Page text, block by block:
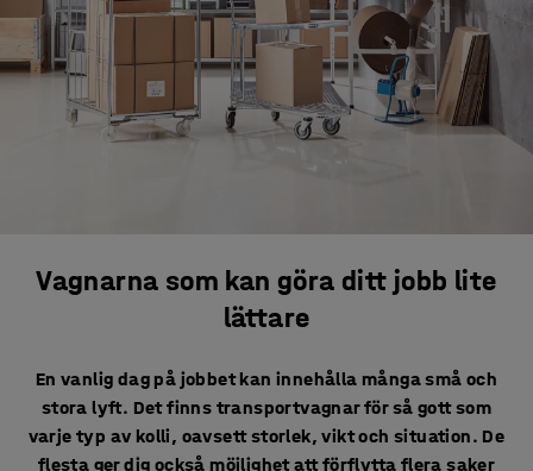
Vagnarna som kan göra ditt jobb lite
lättare
En vanlig dag på jobbet kan innehålla många små och
stora lyft. Det finns transportvagnar för så gott som
varje typ av kolli, oavsett storlek, vikt och situation. De
flesta ger dig också möjlighet att förflytta flera saker